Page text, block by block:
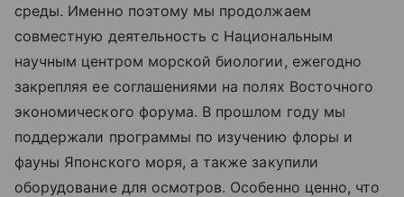
среды. Именно поэтому мы продолжаем
совместную деятельность с Национальным
научным центром морской биологии, ежегодно
закрепляя ее соглашениями на полях Восточного
экономического форума. В прошлом году мы
поддержали программы по изучению флоры и
фауны Японского моря, а также закупили
оборудование для осмотров. Особенно ценно, что